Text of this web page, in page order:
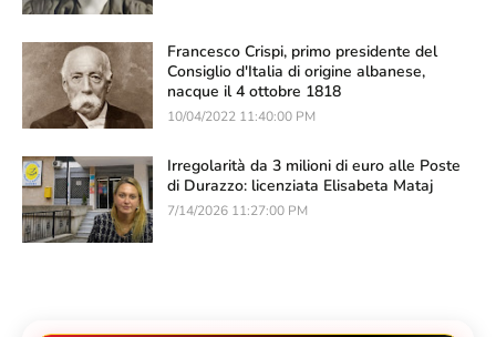
Francesco Crispi, primo presidente del
Consiglio d'Italia di origine albanese,
nacque il 4 ottobre 1818
10/04/2022 11:40:00 PM
Irregolarità da 3 milioni di euro alle Poste
di Durazzo: licenziata Elisabeta Mataj
7/14/2026 11:27:00 PM